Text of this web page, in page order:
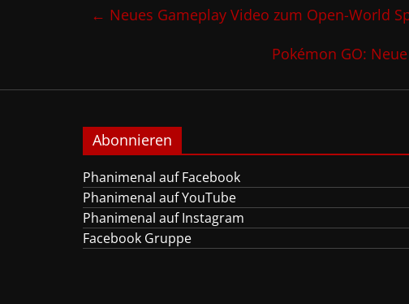
← Neues Gameplay Video zum Open-World
Pokémon GO:
Abonnieren
Phanimenal auf Facebook
Phanimenal auf YouTube
Phanimenal auf Instagram
Facebook Gruppe